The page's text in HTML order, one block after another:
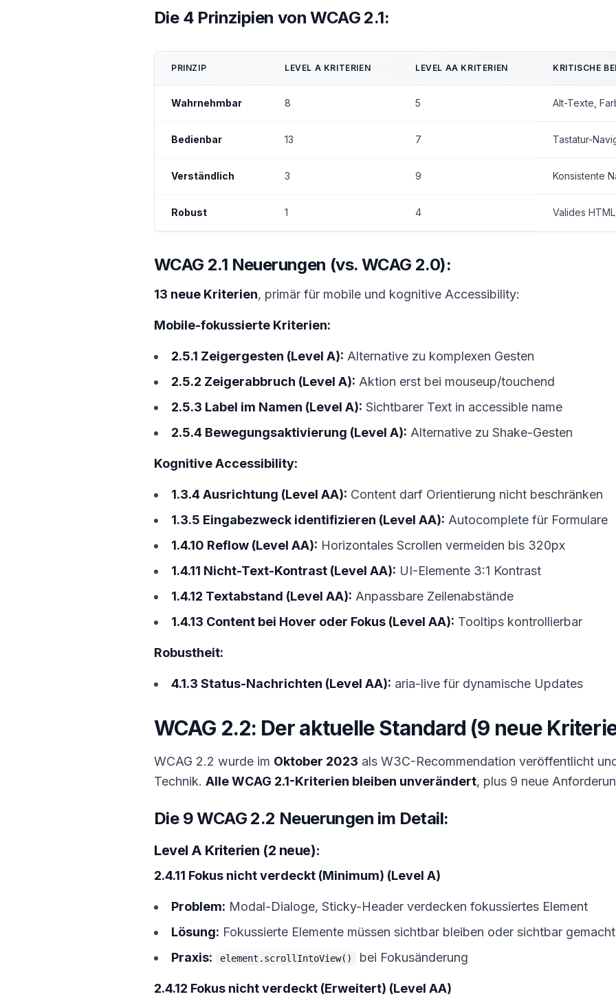
Die 4 Prinzipien von WCAG 2.1:
PRINZIP LEVEL A KRITERIEN LEVEL AA KRITERIEN KRITISCHE
Wahrnehmbar 8 5 Alt-Texte,
Bedienbar 13 7 Tastatur-
Verständlich 3 9 Konsistente
Robust 1 4 Valides
WCAG 2.1 Neuerungen (vs. WCAG 2.0):
13 neue Kriterien, primär für mobile und kognitive Accessibility:
Mobile-fokussierte Kriterien:
2.5.1 Zeigergesten (Level A): Alternative zu komplexen Gesten
2.5.2 Zeigerabbruch (Level A): Aktion erst bei mouseup/touchend
2.5.3 Label im Namen (Level A): Sichtbarer Text in accessible name
2.5.4 Bewegungsaktivierung (Level A): Alternative zu Shake-Gesten
Kognitive Accessibility:
1.3.4 Ausrichtung (Level AA): Content darf Orientierung nicht beschränken
1.3.5 Eingabezweck identifizieren (Level AA): Autocomplete für Formulare
1.4.10 Reflow (Level AA): Horizontales Scrollen vermeiden bis 320px
1.4.11 Nicht-Text-Kontrast (Level AA): UI-Elemente 3:1 Kontrast
1.4.12 Textabstand (Level AA): Anpassbare Zeilenabstände
1.4.13 Content bei Hover oder Fokus (Level AA): Tooltips kontrollierbar
Robustheit:
4.1.3 Status-Nachrichten (Level AA): aria-live für dynamische Updates
WCAG 2.2: Der aktuelle Standard (9 neue
WCAG 2.2 wurde im Oktober 2023 als W3C-Recommendation veröffentlicht
Technik. Alle WCAG 2.1-Kriterien bleiben unverändert, plus 9 neue
Die 9 WCAG 2.2 Neuerungen im Detail:
Level A Kriterien (2 neue):
2.4.11 Fokus nicht verdeckt (Minimum) (Level A)
Problem: Modal-Dialoge, Sticky-Header verdecken fokussiertes Element
Lösung: Fokussierte Elemente müssen sichtbar bleiben oder sichtbar
Praxis:
element.scrollIntoView() bei Fokusänderung
2.4.12 Fokus nicht verdeckt (Erweitert) (Level AA)